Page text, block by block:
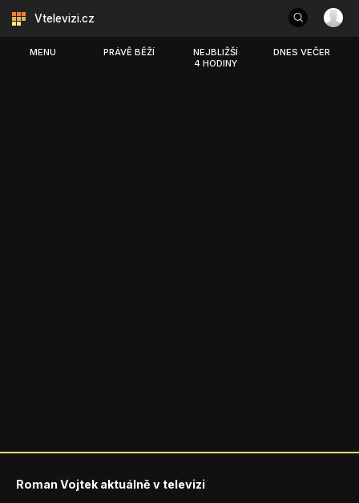
Vtelevizi.cz
MENU PRÁVĚ BĚŽÍ
NEJBLIŽŠÍ
4 HODINY
DNES VEČER
Roman Vojtek aktuálně v televizi